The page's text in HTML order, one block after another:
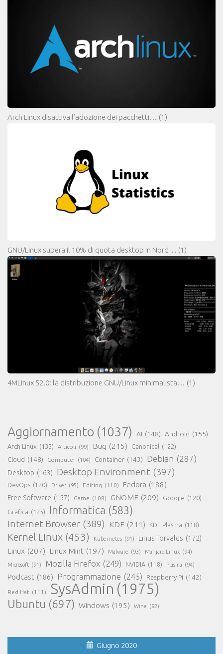
Arch Linux disattiva l’adozione dei pacchetti… (1)
GNU/Linux supera il 10% di quota desktop in Nord… (1)
4MLinux 52.0: la distribuzione GNU/Linux minimalista… (1)
Aggiornamento (1037) AI (148) Android (155)
Arch Linux (133) Articoli (99) Bug (215) Canonical (122)
Cloud (148) Computer (104) Container (143) Debian (287)
Desktop (163) Desktop Environment (397)
DevOps (120) Driver (95) Editing (110) Fedora (188)
Free Software (157) Game (108) GNOME (209) Google (120)
Grafica (125) Informatica (583)
Internet Browser (389) KDE (211) KDE Plasma (118)
Kernel Linux (453) Kubernetes (91) Linus Torvalds (172)
Linux (207) Linux Mint (197) Malware (93) Manjaro Linux (94)
Microsoft (91) Mozilla Firefox (249) NVIDIA (118) Plasma (94)
Podcast (186) Programmazione (245) Raspberry Pi (142)
Red Hat (111) SysAdmin (1975)
Ubuntu (697) Windows (195) Wine (92)
Giugno 2020